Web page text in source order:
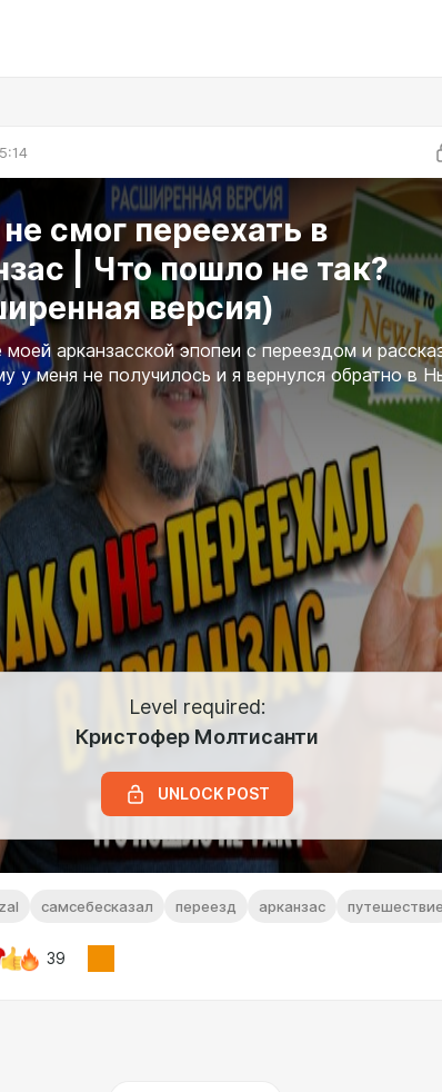
смог переехать в
| Что пошло не так?
версия)
моей арканзасской эпопеи с переездом и
у меня не получилось и я вернулся обратно в
Level required:
Кристофер Молтисанти
UNLOCK POST
самсебесказал переезд арканзас путешествие
39